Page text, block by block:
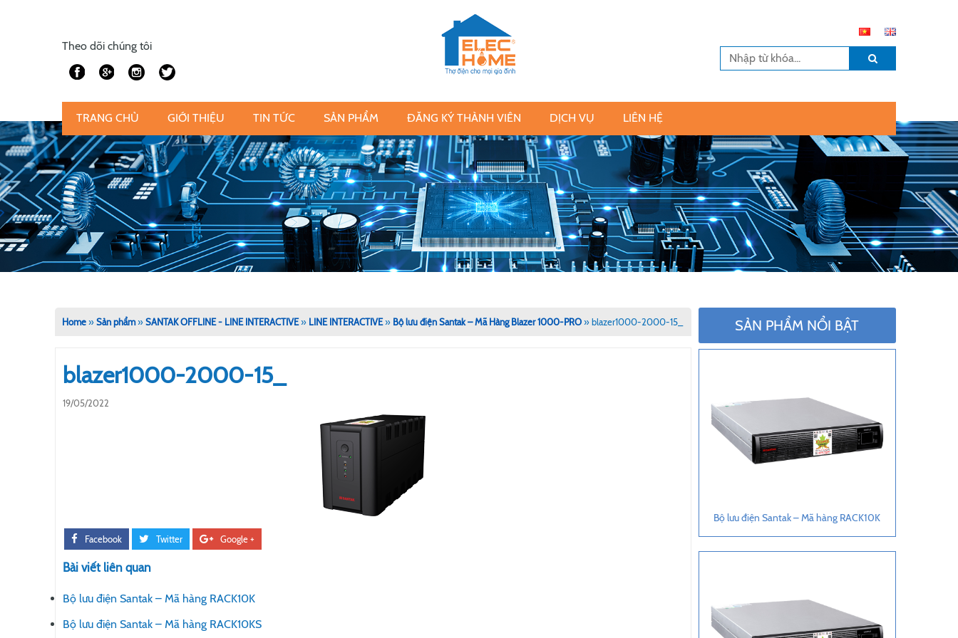
Theo dõi chúng tôi
TRANG CHỦ GIỚI THIỆU TIN TỨC SẢN PHẨM ĐĂNG KÝ THÀNH VIÊN DỊCH VỤ LIÊN HỆ
Home»Sản phẩm»SANTAK OFFLINE - LINE INTERACTIVE» LINE INTERACTIVE» Bộ lưu điện Santak – Mã Hàng Blazer 1000-PRO»blazer1000-2000-15_
blazer1000-2000-15_
19/05/2022
Facebook Twitter Google +
Bài viết liên quan
Bộ lưu điện Santak – Mã hàng RACK10K
Bộ lưu điện Santak – Mã hàng RACK10KS
SẢN PHẨM NỔI BẬT
Bộ lưu điện Santak – Mã hàng RACK10K